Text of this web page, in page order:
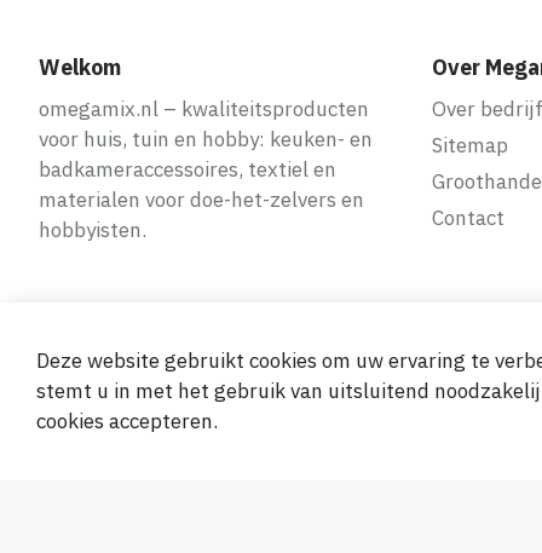
Welkom
omegamix.nl – kwaliteitsproducten
voor huis, tuin en hobby: keuken- en
badkameraccessoires, textiel en
materialen voor doe-het-zelvers en
hobbyisten.
Over
Over bedrijf
Sitemap
Contact
Veilige en
Deze website gebruikt cookies om uw ervaring te
stemt u in met het gebruik van uitsluitend
cookies accepteren.